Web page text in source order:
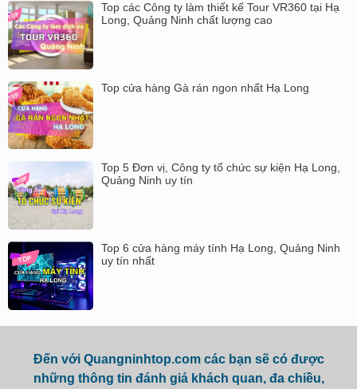
Top các Công ty làm thiết kế Tour VR360 tại Hạ
Long, Quảng Ninh chất lượng cao
Top cửa hàng Gà rán ngon nhất Hạ Long
Top 5 Đơn vị, Công ty tổ chức sự kiện Hạ Long,
Quảng Ninh uy tín
Top 6 cửa hàng máy tính Hạ Long, Quảng Ninh
uy tín nhất
Đến với Quangninhtop.com các bạn sẽ có được
những thông tin đánh giá khách quan, đa chiều,